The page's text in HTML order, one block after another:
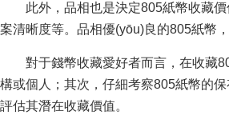
此外，品相也是決定805紙幣收藏
案清晰度等。品相優(yōu)良的805紙幣
對于錢幣收藏愛好者而言，在收藏
構或個人；其次，仔細考察805紙
評估其潛在收藏價值。